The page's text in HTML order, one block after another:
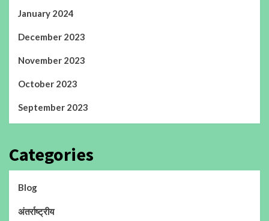
January 2024
December 2023
November 2023
October 2023
September 2023
Categories
Blog
अंतर्राष्ट्रीय